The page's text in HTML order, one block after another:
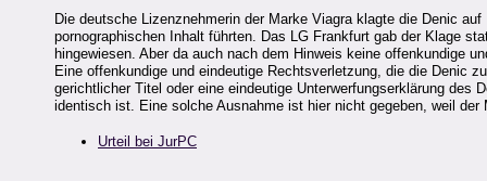
Die deutsche Lizenznehmerin der Marke Viagra klagte die Denic auf
pornographischen Inhalt führten. Das LG Frankfurt gab der Klage
hingewiesen. Aber da auch nach dem Hinweis keine offenkundige
Eine offenkundige und eindeutige Rechtsverletzung, die die Denic
gerichtlicher Titel oder eine eindeutige Unterwerfungserklärung des
identisch ist. Eine solche Ausnahme ist hier nicht gegeben, weil
Urteil bei JurPC